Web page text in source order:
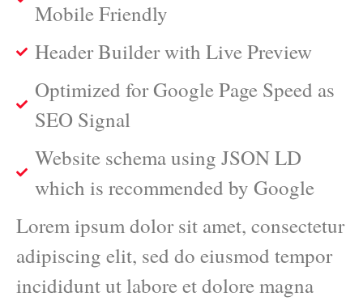
Mobile Friendly
Header Builder with Live Preview
Optimized for Google Page Speed as
SEO Signal
Website schema using JSON LD
which is recommended by Google
Lorem ipsum dolor sit amet, consectetur
adipiscing elit, sed do eiusmod tempor
incididunt ut labore et dolore magna